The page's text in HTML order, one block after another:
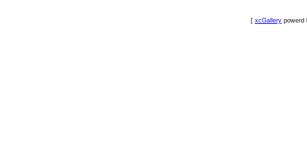
[ xcGallery